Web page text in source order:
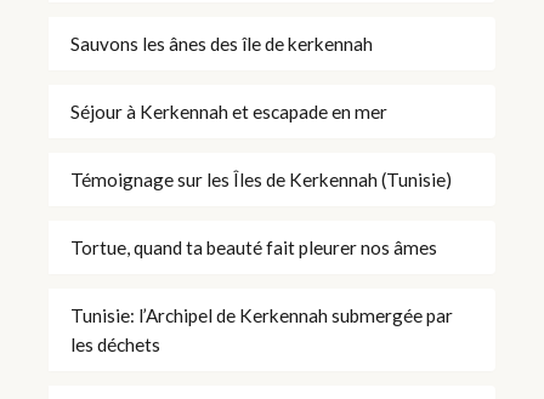
Sauvons les ânes des île de kerkennah
Séjour à Kerkennah et escapade en mer
Témoignage sur les Îles de Kerkennah (Tunisie)
Tortue, quand ta beauté fait pleurer nos âmes
Tunisie: l’Archipel de Kerkennah submergée par
les déchets